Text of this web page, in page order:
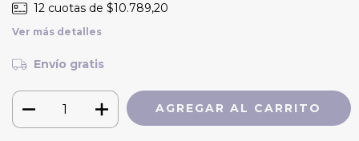
12 cuotas de $10.789,20
Ver más detalles
Envío gratis